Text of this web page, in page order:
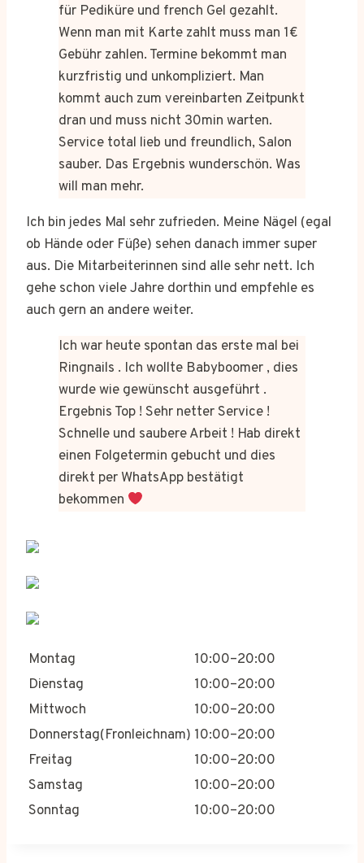
für Pediküre und french Gel gezahlt.
Wenn man mit Karte zahlt muss man 1€
Gebühr zahlen. Termine bekommt man
kurzfristig und unkompliziert. Man
kommt auch zum vereinbarten Zeitpunkt
dran und muss nicht 30min warten.
Service total lieb und freundlich, Salon
sauber. Das Ergebnis wunderschön. Was
will man mehr.
Ich bin jedes Mal sehr zufrieden. Meine Nägel (egal
ob Hände oder Füße) sehen danach immer super
aus. Die Mitarbeiterinnen sind alle sehr nett. Ich
gehe schon viele Jahre dorthin und empfehle es
auch gern an andere weiter.
Ich war heute spontan das erste mal bei
Ringnails . Ich wollte Babyboomer , dies
wurde wie gewünscht ausgeführt .
Ergebnis Top ! Sehr netter Service !
Schnelle und saubere Arbeit ! Hab direkt
einen Folgetermin gebucht und dies
direkt per WhatsApp bestätigt
bekommen
Montag
10:00–20:00
Dienstag
10:00–20:00
Mittwoch
10:00–20:00
Donnerstag(Fronleichnam) 10:00–20:00
Freitag
10:00–20:00
Samstag
10:00–20:00
Sonntag
10:00–20:00